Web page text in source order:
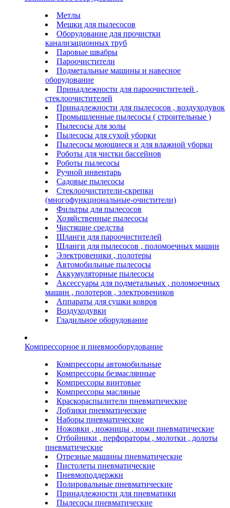
Метлы
Мешки для пылесосов
Оборудование для прочистки
канализационных труб
Паровые швабры
Пароочистители
Подметальные машины и навесное
оборудование
Принадлежности для пароочистителей ,
стеклоочистителей
Принадлежности для пылесосов , воздуходувок
Промышленные пылесосы ( строительные )
Пылесосы для золы
Пылесосы для сухой уборки
Пылесосы моющиеся и для влажной уборки
Роботы для чистки бассейнов
Роботы пылесосы
Ручной инвентарь
Садовые пылесосы
Стеклоочистители-скрепки
(многофункциональные-очистители)
Фильтры для пылесосов
Хозяйственные пылесосы
Чистящие средства
Шланги для пароочистителей
Шланги для пылесосов , поломоечных машин
Электровеники , полотеры
Автомобильные пылесосы
Аккумуляторные пылесосы
Аксессуары для подметальных , поломоечных
машин , полотеров , электровеников
Аппараты для сушки ковров
Воздуходувки
Гладильное оборудование
Компрессорное и пневмооборудование
Компрессоры автомобильные
Компрессоры безмаслянные
Компрессоры винтовые
Компрессоры масляные
Краскораспылители пневматические
Лобзики пневматические
Наборы пневматические
Ножовки , ножницы , ножи пневматические
Отбойники , перфораторы , молотки , долоты
пневматические
Отрезные машины пневматические
Пистолеты пневматические
Пневмоподдержки
Полировальные пневматические
Принадлежности для пневматики
Пылесосы пневматические